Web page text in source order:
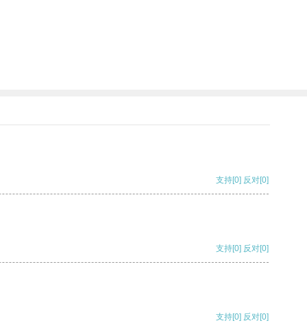
支持[0] 反对[0]
支持[0] 反对[0]
支持[0] 反对[0]